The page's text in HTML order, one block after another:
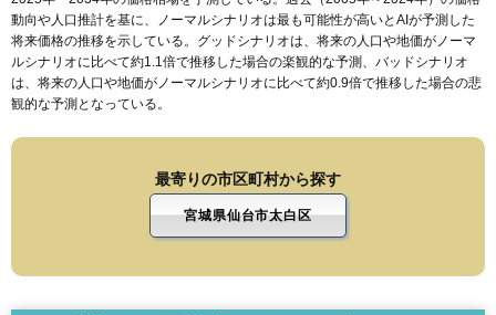
動向や人口推計を基に、ノーマルシナリオは最も可能性が高いとAIが予測した
将来価格の推移を示している。グッドシナリオは、将来の人口や地価がノーマ
ルシナリオに比べて約1.1倍で推移した場合の楽観的な予測、バッドシナリオ
は、将来の人口や地価がノーマルシナリオに比べて約0.9倍で推移した場合の悲
観的な予測となっている。
最寄りの市区町村から探す
宮城県仙台市太白区